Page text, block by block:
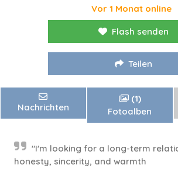
Vor 1 Monat online
Flash senden
Teilen
Nachrichten
(1)
Fotoalben
"I'm looking for a long-term
honesty, sincerity, and warmth